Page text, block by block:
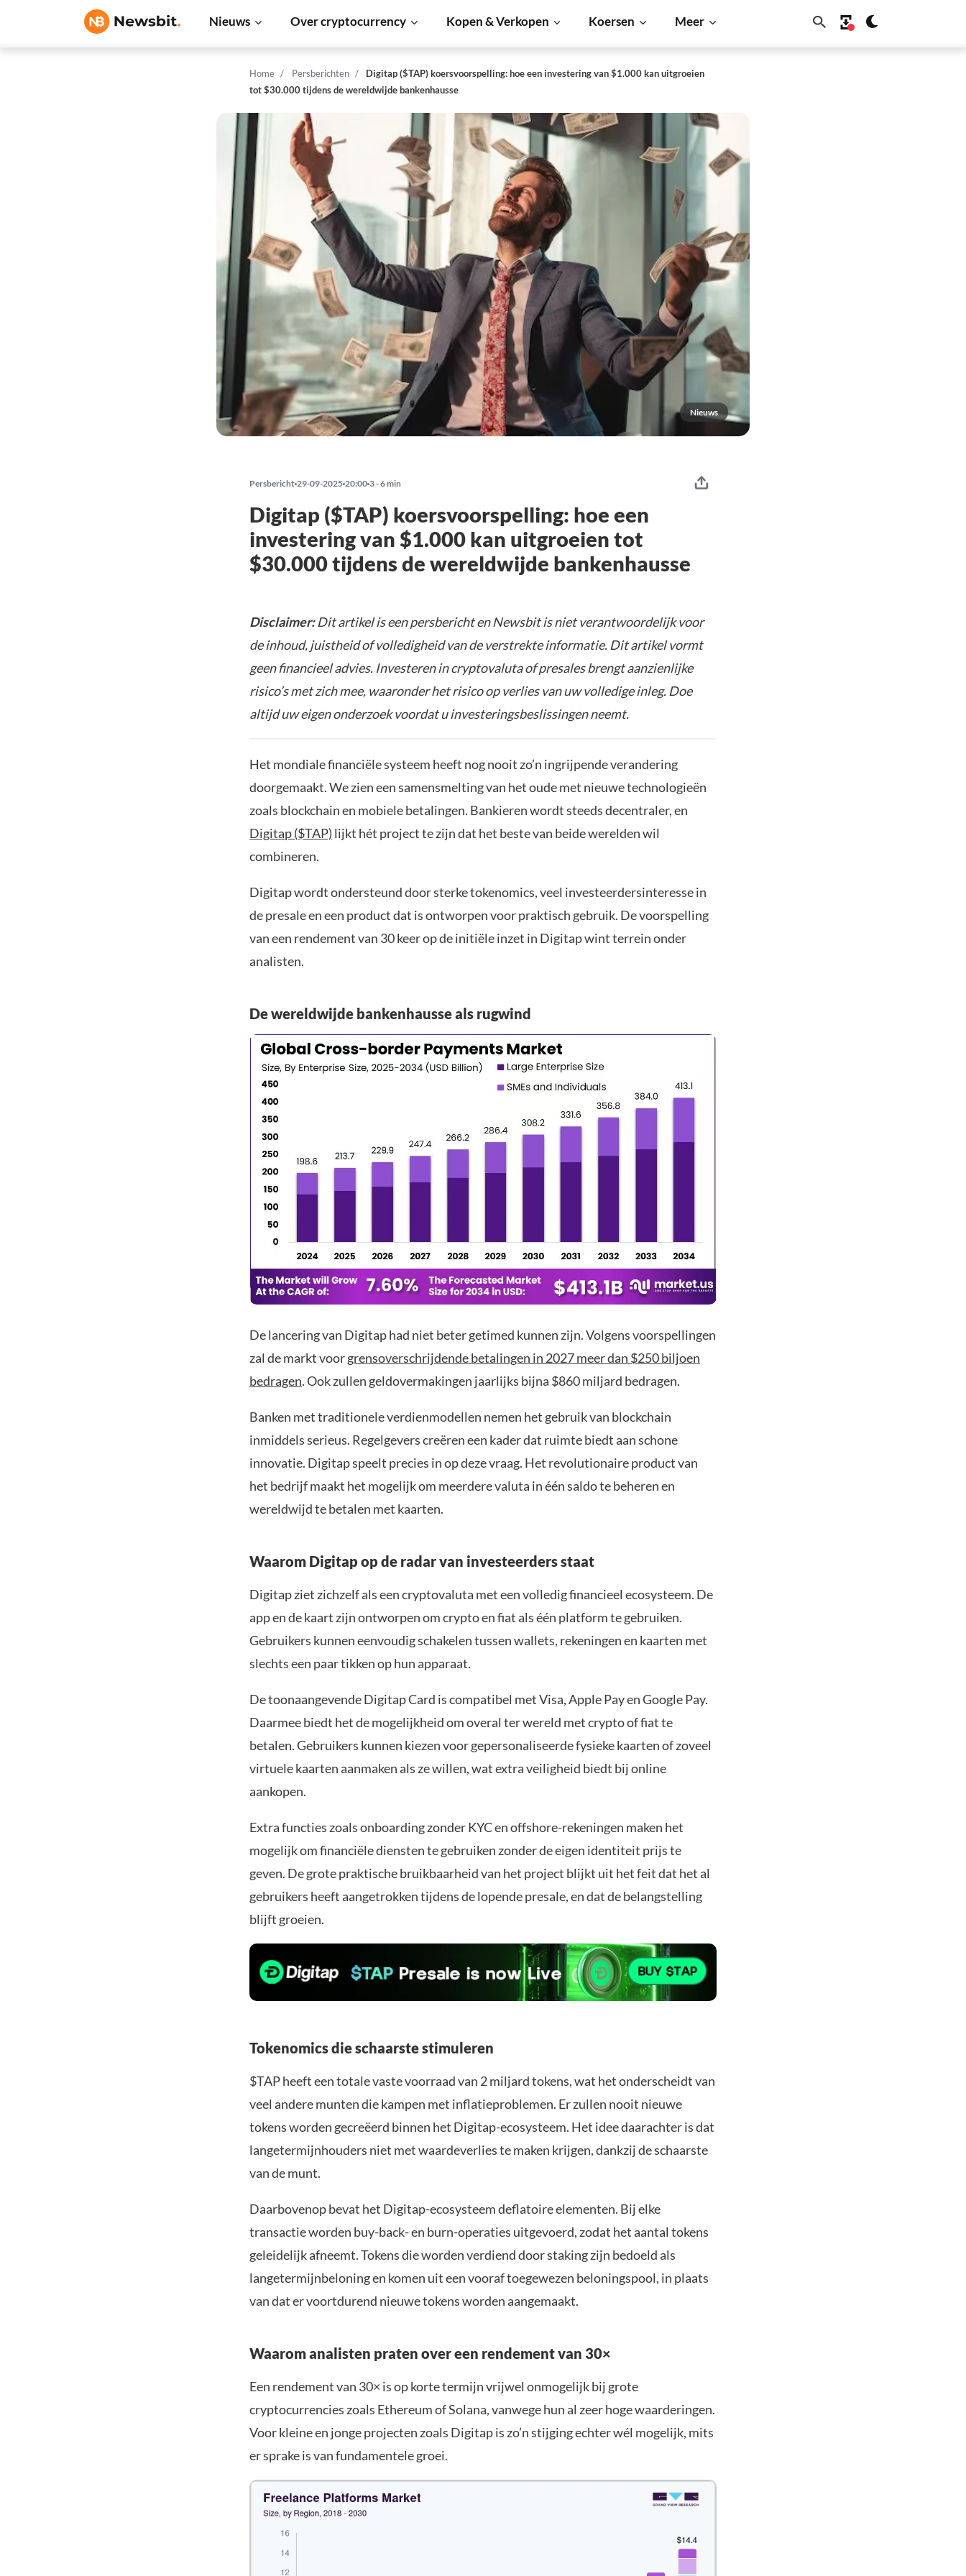
Nieuws Over cryptocurrency Kopen & Verkopen Koersen Meer
Home Persberichten
Digitap ($TAP) koersvoorspelling: hoe een investering van $1.000 kan uitgroeien
tot $30.000 tijdens de wereldwijde bankenhausse
Nieuws
Persbericht 29-09-2025 20:00 3 - 6 min
Digitap ($TAP) koersvoorspelling: hoe een
investering van $1.000 kan uitgroeien tot
$30.000 tijdens de wereldwijde bankenhausse
Disclaimer:Dit artikel is een persbericht en Newsbit is niet verantwoordelijk voor
de inhoud, juistheid of volledigheid van de verstrekte informatie. Dit artikel vormt
geen financieel advies. Investeren in cryptovaluta of presales brengt aanzienlijke
risico’s met zich mee, waaronder het risico op verlies van uw volledige inleg. Doe
altijd uw eigen onderzoek voordat u investeringsbeslissingen neemt.
Het mondiale financiële systeem heeft nog nooit zo’n ingrijpende verandering
doorgemaakt. We zien een samensmelting van het oude met nieuwe technologieën
zoals blockchain en mobiele betalingen. Bankieren wordt steeds decentraler, en
Digitap ($TAP) lijkt hét project te zijn dat het beste van beide werelden wil
combineren.
Digitap wordt ondersteund door sterke tokenomics, veel investeerdersinteresse in
de presale en een product dat is ontworpen voor praktisch gebruik. De voorspelling
van een rendement van 30 keer op de initiële inzet in Digitap wint terrein onder
analisten.
De wereldwijde bankenhausse als rugwind
De lancering van Digitap had niet beter getimed kunnen zijn. Volgens voorspellingen
zal de markt voorgrensoverschrijdende betalingen in 2027 meer dan $250 biljoen
bedragen. Ook zullen geldovermakingen jaarlijks bijna $860 miljard bedragen.
Banken met traditionele verdienmodellen nemen het gebruik van blockchain
inmiddels serieus. Regelgevers creëren een kader dat ruimte biedt aan schone
innovatie. Digitap speelt precies in op deze vraag. Het revolutionaire product van
het bedrijf maakt het mogelijk om meerdere valuta in één saldo te beheren en
wereldwijd te betalen met kaarten.
Waarom Digitap op de radar van investeerders staat
Digitap ziet zichzelf als een cryptovaluta met een volledig financieel ecosysteem. De
app en de kaart zijn ontworpen om crypto en fiat als één platform te gebruiken.
Gebruikers kunnen eenvoudig schakelen tussen wallets, rekeningen en kaarten met
slechts een paar tikken op hun apparaat.
De toonaangevende Digitap Card is compatibel met Visa, Apple Pay en Google Pay.
Daarmee biedt het de mogelijkheid om overal ter wereld met crypto of fiat te
betalen. Gebruikers kunnen kiezen voor gepersonaliseerde fysieke kaarten of zoveel
virtuele kaarten aanmaken als ze willen, wat extra veiligheid biedt bij online
aankopen.
Extra functies zoals onboarding zonder KYC en offshore-rekeningen maken het
mogelijk om financiële diensten te gebruiken zonder de eigen identiteit prijs te
geven. De grote praktische bruikbaarheid van het project blijkt uit het feit dat het al
gebruikers heeft aangetrokken tijdens de lopende presale, en dat de belangstelling
blijft groeien.
Tokenomics die schaarste stimuleren
$TAP heeft een totale vaste voorraad van 2 miljard tokens, wat het onderscheidt van
veel andere munten die kampen met inflatieproblemen. Er zullen nooit nieuwe
tokens worden gecreëerd binnen het Digitap-ecosysteem. Het idee daarachter is dat
langetermijnhouders niet met waardeverlies te maken krijgen, dankzij de schaarste
van de munt.
Daarbovenop bevat het Digitap-ecosysteem deflatoire elementen. Bij elke
transactie worden buy-back- en burn-operaties uitgevoerd, zodat het aantal tokens
geleidelijk afneemt. Tokens die worden verdiend door staking zijn bedoeld als
langetermijnbeloning en komen uit een vooraf toegewezen beloningspool, in plaats
van dat er voortdurend nieuwe tokens worden aangemaakt.
Waarom analisten praten over een rendement van 30×
Een rendement van 30× is op korte termijn vrijwel onmogelijk bij grote
cryptocurrencies zoals Ethereum of Solana, vanwege hun al zeer hoge waarderingen.
Voor kleine en jonge projecten zoals Digitap is zo’n stijging echter wél mogelijk, mits
er sprake is van fundamentele groei.